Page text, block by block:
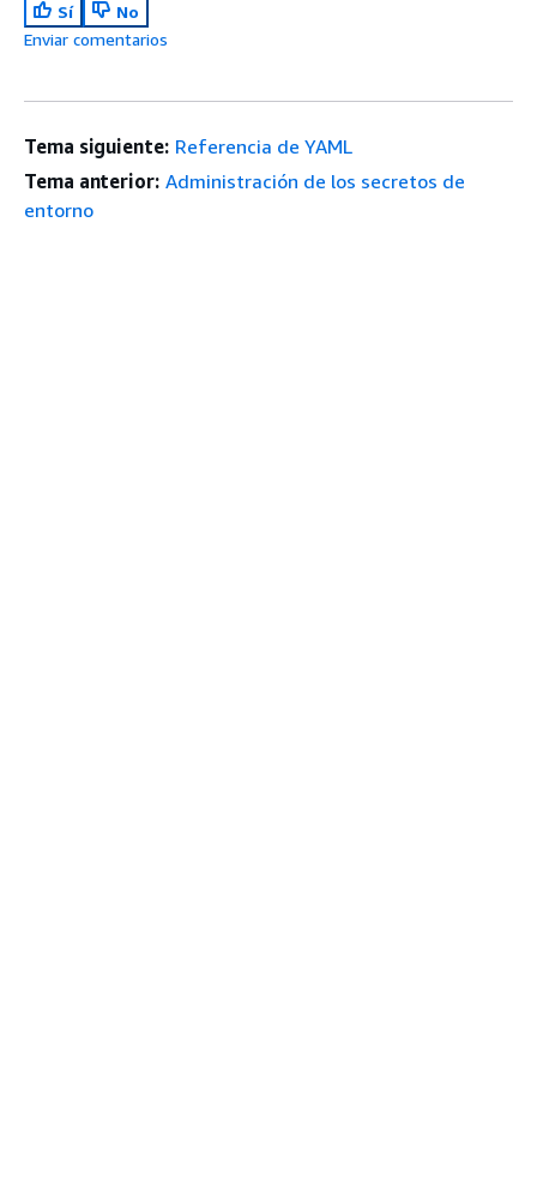
Sí
No
Enviar comentarios
Tema siguiente: Referencia de YAML
Tema anterior: Administración de los secretos de
entorno